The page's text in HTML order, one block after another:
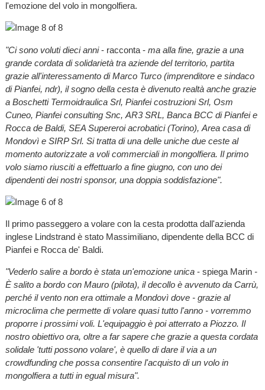
l'emozione del volo in mongolfiera.
"Ci sono voluti dieci anni- racconta - ma alla fine, grazie a una
grande cordata di solidarietà tra aziende del territorio, partita
grazie all'interessamento di Marco Turco (imprenditore e sindaco
di Pianfei, ndr), il sogno della cesta è divenuto realtà anche grazie
a Boschetti Termoidraulica Srl, Pianfei costruzioni Srl, Osm
Cuneo, Pianfei consulting Snc, AR3 SRL, Banca BCC di Pianfei e
Rocca de Baldi, SEA Supereroi acrobatici (Torino), Area casa di
Mondovì e SIRP Srl. Si tratta di una delle uniche due ceste al
momento autorizzate a voli commerciali in mongolfiera. Il primo
volo siamo riusciti a effettuarlo a fine giugno, con uno dei
dipendenti dei nostri sponsor, una doppia soddisfazione".
Il primo passeggero a volare con la cesta prodotta dall'azienda
inglese Lindstrand è stato Massimiliano, dipendente della BCC di
Pianfei e Rocca de' Baldi.
"Vederlo salire a bordo è stata un'emozione unica - spiega Marin-
È salito a bordo con Mauro (pilota), il decollo è avvenuto da Carrù,
perché il vento non era ottimale a Mondovì dove - grazie al
microclima che permette di volare quasi tutto l'anno - vorremmo
proporre i prossimi voli. L'equipaggio è poi atterrato a Piozzo. Il
nostro obiettivo ora, oltre a far sapere che grazie a questa cordata
solidale 'tutti possono volare', è quello di dare il via a un
crowdfunding che possa consentire l'acquisto di un volo in
mongolfiera a tutti in egual misura".